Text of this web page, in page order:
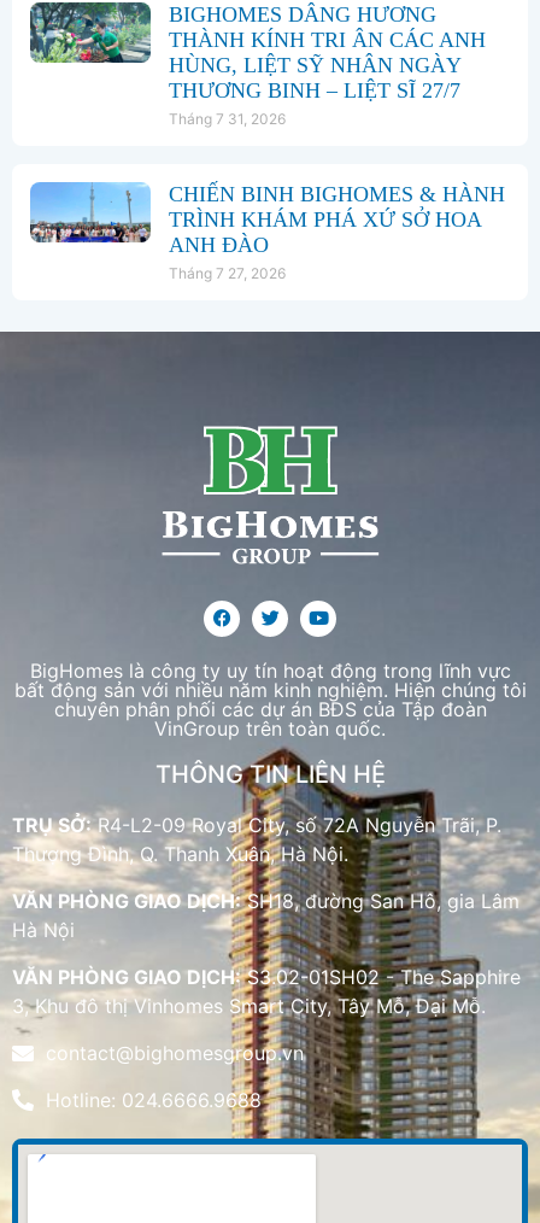
BIGHOMES DÂNG HƯƠNG
THÀNH KÍNH TRI ÂN CÁC ANH
HÙNG, LIỆT SỸ NHÂN NGÀY
THƯƠNG BINH – LIỆT SĨ 27/7
Tháng 7 31, 2026
CHIẾN BINH BIGHOMES & HÀNH
TRÌNH KHÁM PHÁ XỨ SỞ HOA
ANH ĐÀO
Tháng 7 27, 2026
BigHomes là công ty uy tín hoạt động trong lĩnh vực
bất động sản với nhiều năm kinh nghiệm. Hiện chúng tôi
chuyên phân phối các dự án BĐS của Tập đoàn
VinGroup trên toàn quốc.
THÔNG TIN LIÊN HỆ
TRỤ SỞ:R4-L2-09 Royal City, số 72A Nguyễn Trãi, P.
Thượng Đình, Q. Thanh Xuân, Hà Nội.
VĂN PHÒNG GIAO DỊCH:SH18, đường San Hô, gia Lâm
Hà Nội
VĂN PHÒNG GIAO DỊCH:S3.02-01SH02 - The Sapphire
3, Khu đô thị Vinhomes Smart City, Tây Mỗ, Đại Mỗ.
contact@bighomesgroup.vn
Hotline: 024.6666.9688